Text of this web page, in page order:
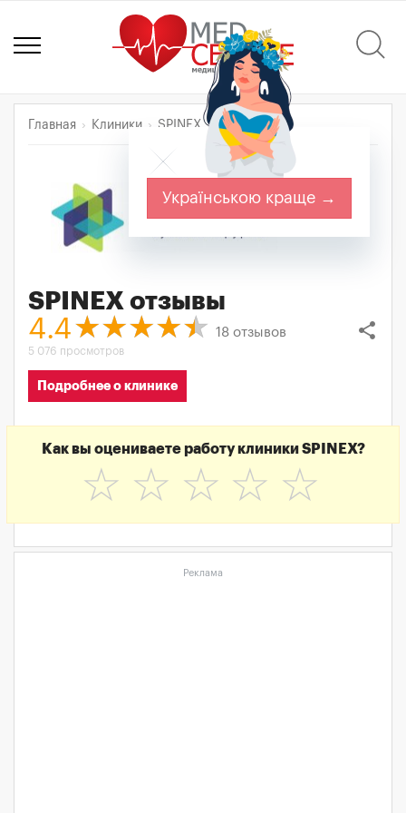
Главная Клиники SPINEX Отзывы
SPINEX отзывы
share
4.4 18 отзывов
5 076 просмотров
Подробнее о клинике
Как вы оцениваете работу клиники SPINEX?
☆
☆
☆
☆
☆
Реклама
Українською краще →